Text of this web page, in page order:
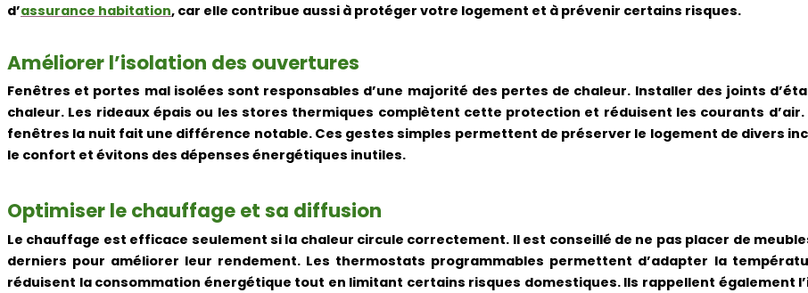
d’assurance habitation, car elle contribue aussi à protéger votre logement et à prévenir certains risques.
Améliorer l’isolation des ouvertures
Fenêtres et portes mal isolées sont responsables d’une majorité des pertes de chaleur. Installer des joints
chaleur. Les rideaux épais ou les stores thermiques complètent cette protection et réduisent les courants
fenêtres la nuit fait une différence notable. Ces gestes simples permettent de préserver le logement de divers
le confort et évitons des dépenses énergétiques inutiles.
Optimiser le chauffage et sa diffusion
Le chauffage est efficace seulement si la chaleur circule correctement. Il est conseillé de ne pas placer de
derniers pour améliorer leur rendement. Les thermostats programmables permettent d’adapter la
réduisent la consommation énergétique tout en limitant certains risques domestiques. Ils rappellent également